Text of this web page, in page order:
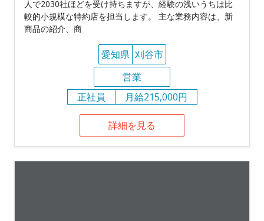
人で2030社ほどを受け持ちますが、経験の浅いうちは比
較的小規模な特約店を担当します。 主な業務内容は、新
商品の紹介、商
愛知県 刈谷市
営業
正社員
月給215,000円
詳細を見る